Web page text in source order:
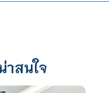
าสนใจ